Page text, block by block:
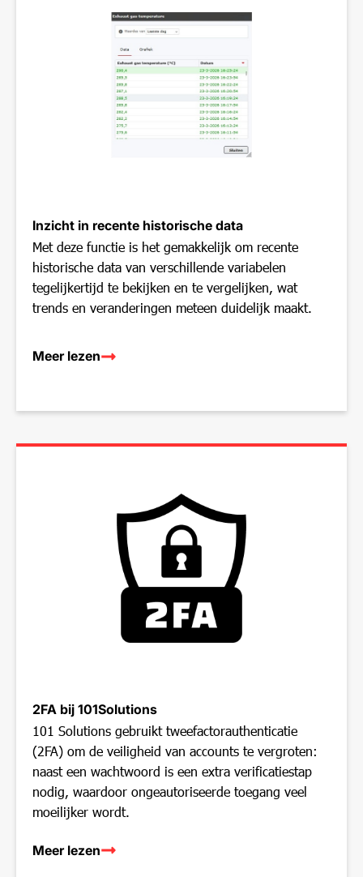
Inzicht in recente historische data
Met deze functie is het gemakkelijk om recente
historische data van verschillende variabelen
tegelijkertijd te bekijken en te vergelijken, wat
trends en veranderingen meteen duidelijk maakt.
Meer lezen
2FA bij 101Solutions
101 Solutions gebruikt tweefactorauthenticatie
(2FA) om de veiligheid van accounts te vergroten:
naast een wachtwoord is een extra verificatiestap
nodig, waardoor ongeautoriseerde toegang veel
moeilijker wordt.
Meer lezen